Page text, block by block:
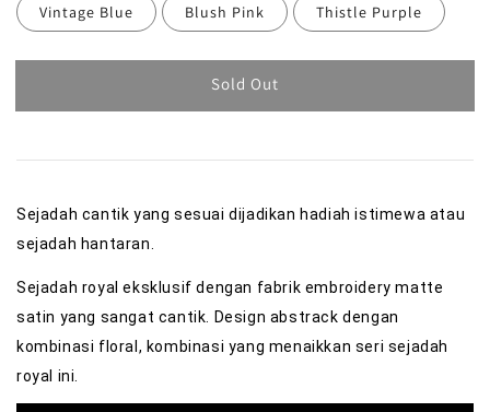
Vintage Blue Blush Pink Thistle Purple
Sold Out
Sejadah cantik yang sesuai dijadikan hadiah istimewa atau
sejadah hantaran.
Sejadah royal eksklusif dengan fabrik embroidery matte
satin yang sangat cantik. Design abstrack dengan
kombinasi floral, kombinasi yang menaikkan seri sejadah
royal ini.